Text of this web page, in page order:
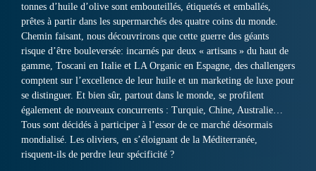
tonnes d’huile d’olive sont embouteillés, étiquetés et emballés,
prêtes à partir dans les supermarchés des quatre coins du monde.
Chemin faisant, nous découvrirons que cette guerre des géants
risque d’être bouleversée: incarnés par deux « artisans » du haut de
gamme, Toscani en Italie et LA Organic en Espagne, des challengers
comptent sur l’excellence de leur huile et un marketing de luxe pour
se distinguer. Et bien sûr, partout dans le monde, se profilent
également de nouveaux concurrents : Turquie, Chine, Australie…
Tous sont décidés à participer à l’essor de ce marché désormais
mondialisé. Les oliviers, en s’éloignant de la Méditerranée,
risquent-ils de perdre leur spécificité ?